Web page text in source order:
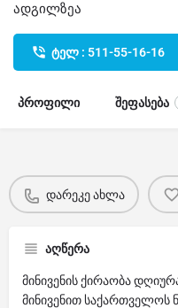
ადგილზეა
ტელ : 511-55-16-16
პროფილი შეფასება
დარეკე ახლა
აღწერა
მინივენის ქირაობა
მინივენით საქართველოს